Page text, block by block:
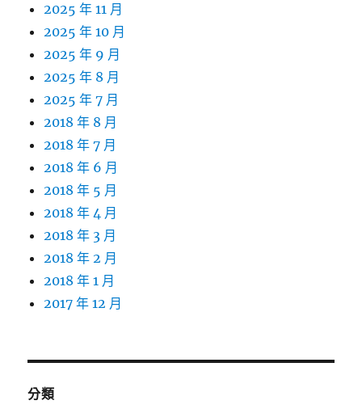
2025 年 11 月
2025 年 10 月
2025 年 9 月
2025 年 8 月
2025 年 7 月
2018 年 8 月
2018 年 7 月
2018 年 6 月
2018 年 5 月
2018 年 4 月
2018 年 3 月
2018 年 2 月
2018 年 1 月
2017 年 12 月
分類